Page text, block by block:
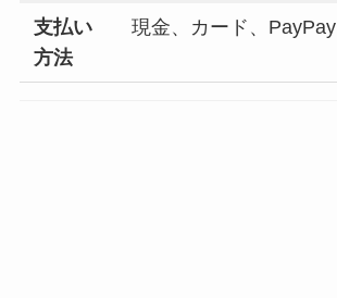
支払い
方法
現金、カード、PayPay